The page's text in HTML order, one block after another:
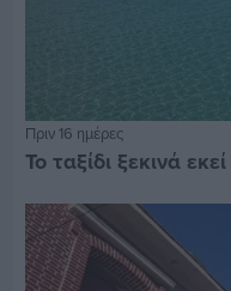
Πριν 16 ημέρες
Το ταξίδι ξεκινά